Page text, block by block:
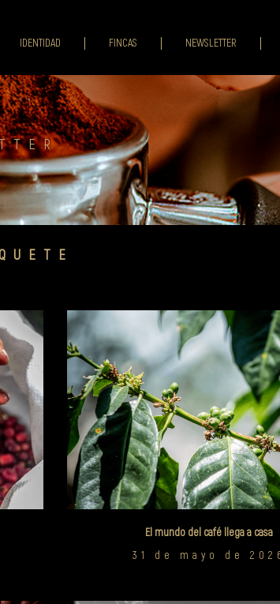
IDENTIDAD FINCAS NEWSLETTER
El mundo del café llega a casa
31 de mayo de